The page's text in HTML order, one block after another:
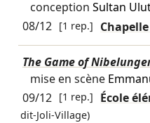
conception Sultan
08/12 [1 rep.]
The Game of
mise en scène
09/12 [1 rep.] École
dit-Joli-Village)